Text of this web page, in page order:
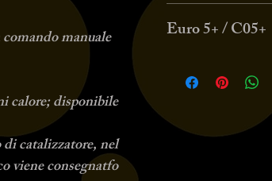
manuale
calore; disponibile
di catalizzatore, nel
viene consegnatfo
Si raccomanda
esterno; tutti i kit
per il telaio ed il
alcuni modelli
meno diffuse
adattamenti
Euro 5+ / C05+
Il prezzo include
controllo